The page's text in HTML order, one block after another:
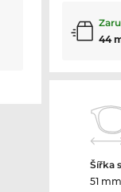
44
Šířka
51 mm